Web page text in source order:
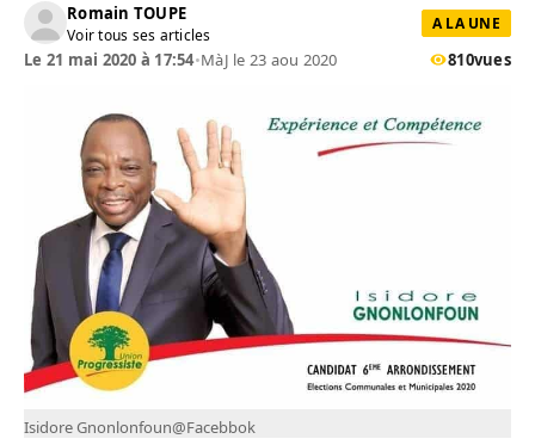
Romain TOUPE
Voir tous ses articles
A LA UNE
Le 21 mai 2020 à 17:54•MàJ le 23 aou 2020 810vues
Isidore Gnonlonfoun@Facebbok